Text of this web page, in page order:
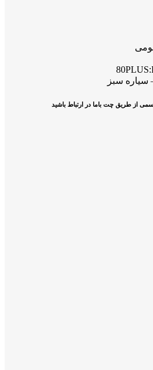
سیاره سبز
از طریق چت باما در ارتباط باشید